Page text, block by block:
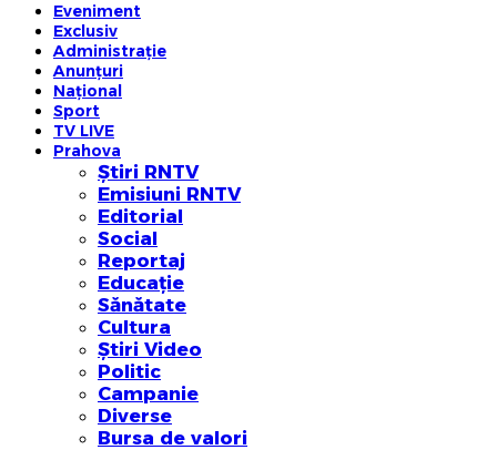
Eveniment
Exclusiv
Administrație
Anunțuri
Național
Sport
TV LIVE
Prahova
Știri RNTV
Emisiuni RNTV
Editorial
Social
Reportaj
Educație
Sănătate
Cultura
Știri Video
Politic
Campanie
Diverse
Bursa de valori